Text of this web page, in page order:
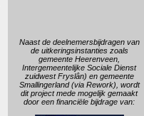
Naast de deelnemersbijdragen van
de uitkeringsinstanties zoals
gemeente Heerenveen,
Intergemeentelijke Sociale Dienst
zuidwest Fryslân) en gemeente
Smallingerland (via Rework), wordt
dit project mede mogelijk gemaakt
door een financiële bijdrage van: